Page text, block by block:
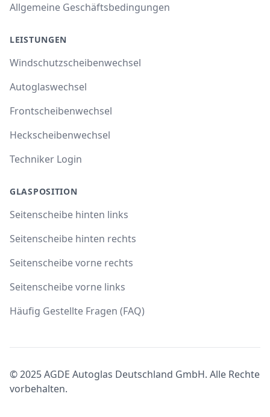
Allgemeine Geschäftsbedingungen
LEISTUNGEN
Windschutzscheibenwechsel
Autoglaswechsel
Frontscheibenwechsel
Heckscheibenwechsel
Techniker Login
GLASPOSITION
Seitenscheibe hinten links
Seitenscheibe hinten rechts
Seitenscheibe vorne rechts
Seitenscheibe vorne links
Häufig Gestellte Fragen (FAQ)
© 2025 AGDE Autoglas Deutschland GmbH. Alle Rechte
vorbehalten.